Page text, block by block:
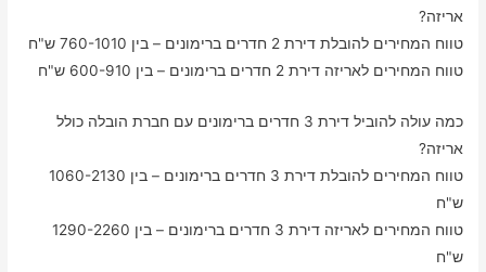
אריזה?
טווח המחירים להובלת דירת 2 חדרים ברימונים – בין 760-1010 ש"ח
טווח המחירים לאריזה דירת 2 חדרים ברימונים – בין 600-910 ש"ח
כמה עולה להוביל דירת 3 חדרים ברימונים עם חברת הובלה כולל
אריזה?
טווח המחירים להובלת דירת 3 חדרים ברימונים – בין 1060-2130
ש"ח
טווח המחירים לאריזה דירת 3 חדרים ברימונים – בין 1290-2260
ש"ח